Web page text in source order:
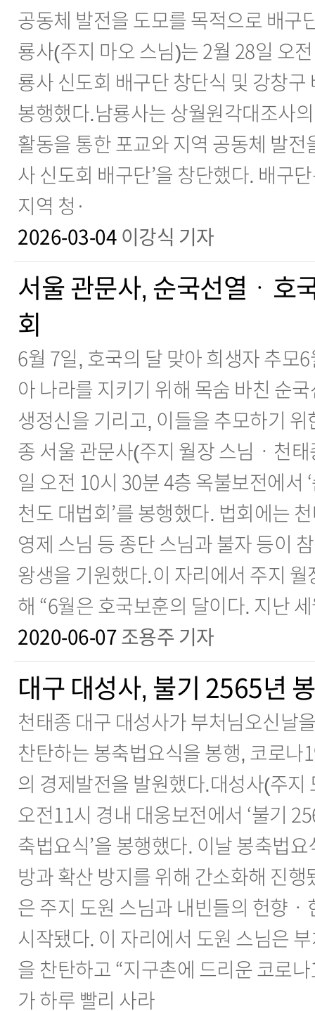
공동체 발전을 도모를 목적으로 배구
룡사(주지 마오 스님)는 2월 28일 오
룡사 신도회 배구단 창단식 및 강창구
봉행했다.남룡사는 상월원각대조사
활동을 통한 포교와 지역 공동체 발전
사 신도회 배구단’을 창단했다. 배구
지역 청·
2026-03-04 이강식 기자
서울 관문사, 순국선열ㆍ호
회
6월 7일, 호국의 달 맞아 희생자 추모
아 나라를 지키기 위해 목숨 바친 순
생정신을 기리고, 이들을 추모하기
종 서울 관문사(주지 월장 스님ㆍ천
일 오전 10시 30분 4층 옥불보전에서
천도 대법회’를 봉행했다. 법회에는
영제 스님 등 종단 스님과 불자 등이
왕생을 기원했다.이 자리에서 주지 월
해 “6월은 호국보훈의 달이다. 지난
2020-06-07 조용주 기자
대구 대성사, 불기 2565년
천태종 대구 대성사가 부처님오신날
찬탄하는 봉축법요식을 봉행, 코로나
의 경제발전을 발원했다.대성사(주지
오전11시 경내 대웅보전에서 ‘불기
축법요식’을 봉행했다. 이날 봉축법
방과 확산 방지를 위해 간소화해 진
은 주지 도원 스님과 내빈들의 헌향
시작됐다. 이 자리에서 도원 스님은
을 찬탄하고 “지구촌에 드리운 코로
가 하루 빨리 사라